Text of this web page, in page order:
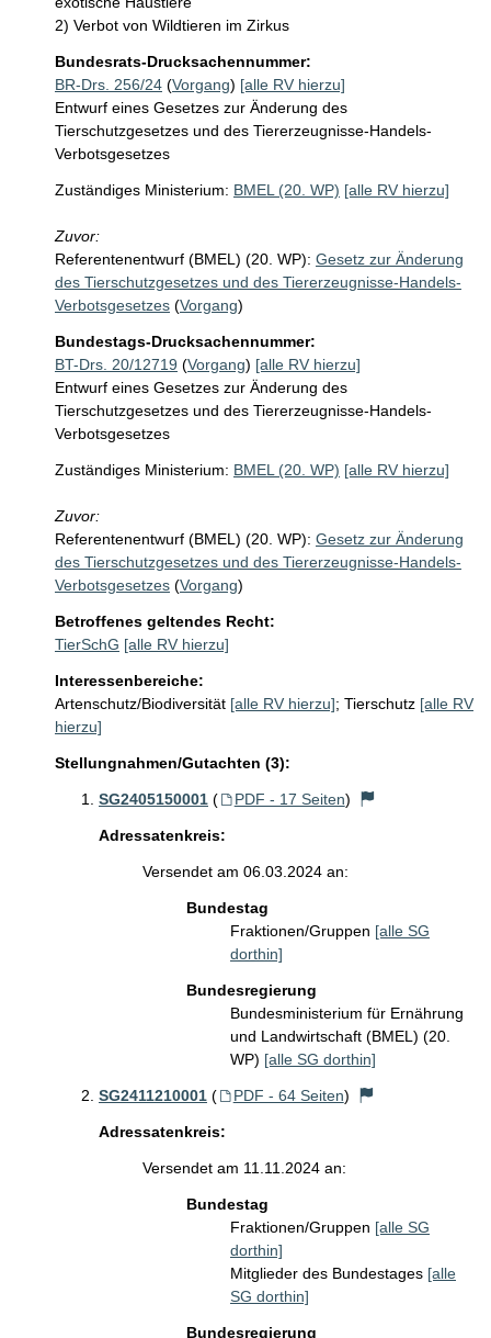
2) Verbot von Wildtieren im Zirkus
Bundesrats-Drucksachennummer:
BR-Drs. 256/24 (Vorgang) [alle RV hierzu]
Entwurf eines Gesetzes zur Änderung des
Tierschutzgesetzes und des Tiererzeugnisse-Handels-
Verbotsgesetzes
Zuständiges Ministerium: BMEL (20. WP) [alle RV hierzu]
Zuvor:
Referentenentwurf (BMEL) (20. WP): Gesetz zur Änderung
des Tierschutzgesetzes und des Tiererzeugnisse-Handels-
Verbotsgesetzes (Vorgang)
Bundestags-Drucksachennummer:
BT-Drs. 20/12719 (Vorgang) [alle RV hierzu]
Entwurf eines Gesetzes zur Änderung des
Tierschutzgesetzes und des Tiererzeugnisse-Handels-
Verbotsgesetzes
Zuständiges Ministerium: BMEL (20. WP) [alle RV hierzu]
Zuvor:
Referentenentwurf (BMEL) (20. WP): Gesetz zur Änderung
des Tierschutzgesetzes und des Tiererzeugnisse-Handels-
Verbotsgesetzes (Vorgang)
Betroffenes geltendes Recht:
TierSchG [alle RV hierzu]
Interessenbereiche:
Artenschutz/Biodiversität [alle RV hierzu]; Tierschutz [alle RV
hierzu]
Stellungnahmen/Gutachten (3):
SG2405150001 ( PDF - 17 Seiten)
Adressatenkreis:
Versendet am 06.03.2024 an:
Bundestag
Fraktionen/Gruppen [alle SG
dorthin]
Bundesregierung
Bundesministerium für Ernährung
und Landwirtschaft (BMEL) (20.
WP) [alle SG dorthin]
SG2411210001 ( PDF - 64 Seiten)
Adressatenkreis:
Versendet am 11.11.2024 an:
Bundestag
Fraktionen/Gruppen [alle SG
dorthin]
Mitglieder des Bundestages [alle
SG dorthin]
Bundesregierung